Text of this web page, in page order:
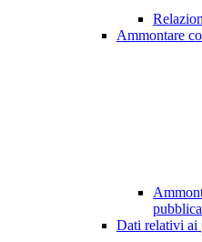
Ammontare
Dati relativi ai